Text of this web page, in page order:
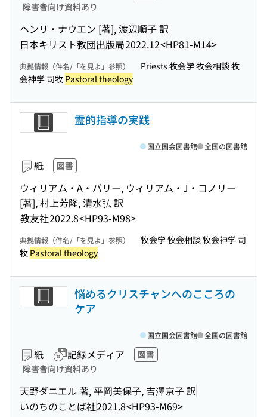
障害者向け資料あり
ヘンリ・ナウエン [著], 渡辺順子 訳
日本キリスト教団出版局2022.12<HP81-M14>
典拠情報（件名/「を見よ」参照）
Priests 牧会学 牧会相談 牧
会神学 司牧 Pastoral theology
霊的指導の実践
紙 図書
ウィリアム・A・バリー, ウィリアム・J・コノリー
[著], 村上芳隆, 清水弘 訳
教友社2022.8<HP93-M98>
国立国会図書館 全国の図書館
典拠情報（件名/「を見よ」参照）
牧会学 牧会相談 牧会神学 司
牧 Pastoral theology
悩めるクリスチャンへのこころの
ケア
紙 記録メディア
図書
障害者向け資料あり
天野ダニエル 著, 平岡美保子, 吉澤京子 訳
いのちのことば社2021.8<HP93-M69>
国立国会図書館 全国の図書館